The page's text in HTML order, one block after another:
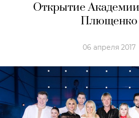
Открытие
Плющенко
06 апреля 2017